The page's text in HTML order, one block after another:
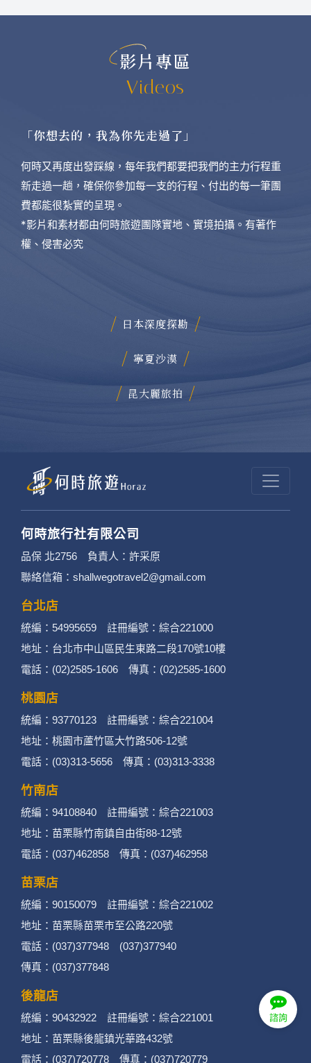
影片專區
Videos
「你想去的，我為你先走過了」
何時又再度出發踩線，每年我們都要把我們的主力行程重
新走過一趟，確保你參加每一支的行程、付出的每一筆團
費都能很紮實的呈現。
*影片和素材都由何時旅遊團隊實地、實境拍攝。有著作
權、侵害必究
日本深度探勘
寧夏沙漠
昆大麗旅拍
諮詢
何時旅行社有限公司
品保 北2756 負責人：許采原
聯絡信箱：shallwegotravel2@gmail.com
台北店
統編：54995659 註冊編號：綜合221000
地址：台北市中山區民生東路二段170號10樓
電話：(02)2585-1606 傳真：(02)2585-1600
桃園店
統編：93770123 註冊編號：綜合221004
地址：桃園市蘆竹區大竹路506-12號
電話：(03)313-5656 傳真：(03)313-3338
竹南店
統編：94108840 註冊編號：綜合221003
地址：苗栗縣竹南鎮自由街88-12號
電話：(037)462858 傳真：(037)462958
苗栗店
統編：90150079 註冊編號：綜合221002
地址：苗栗縣苗栗市至公路220號
電話：(037)377948 (037)377940
傳真：(037)377848
後龍店
統編：90432922 註冊編號：綜合221001
地址：苗栗縣後龍鎮光華路432號
電話：(037)720778 傳真：(037)720779